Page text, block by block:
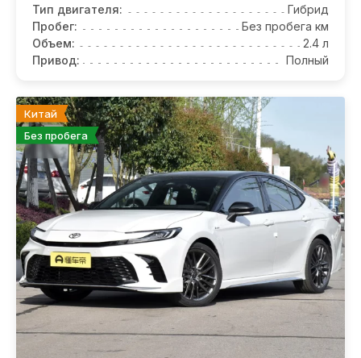
Тип двигателя:
Гибрид
Пробег:
Без пробега км
Объем:
2.4 л
Привод:
Полный
Китай
Без пробега